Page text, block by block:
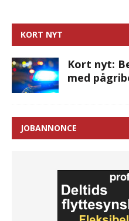
KORT NYT
Kort nyt:
med
JOBANNONCE